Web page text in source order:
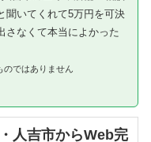
聞いてくれて5万円を可決
さなくて本当によかった
ではありません
人吉市からWeb完